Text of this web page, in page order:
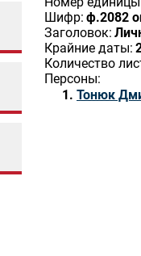
Шифр: ф.2082
Заголовок:
Крайние даты:
Количество
Персоны:
Тонюк